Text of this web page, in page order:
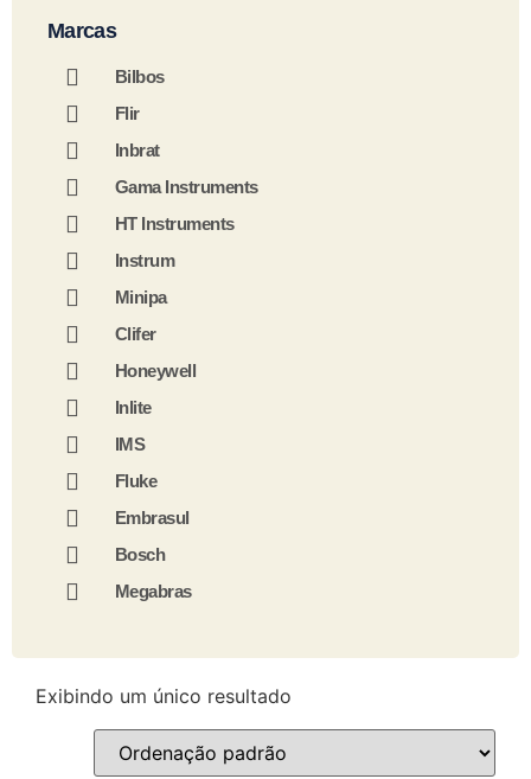
Marcas
Bilbos
Flir
Inbrat
Gama Instruments
HT Instruments
Instrum
Minipa
Clifer
Honeywell
Inlite
IMS
Fluke
Embrasul
Bosch
Megabras
Exibindo um único resultado